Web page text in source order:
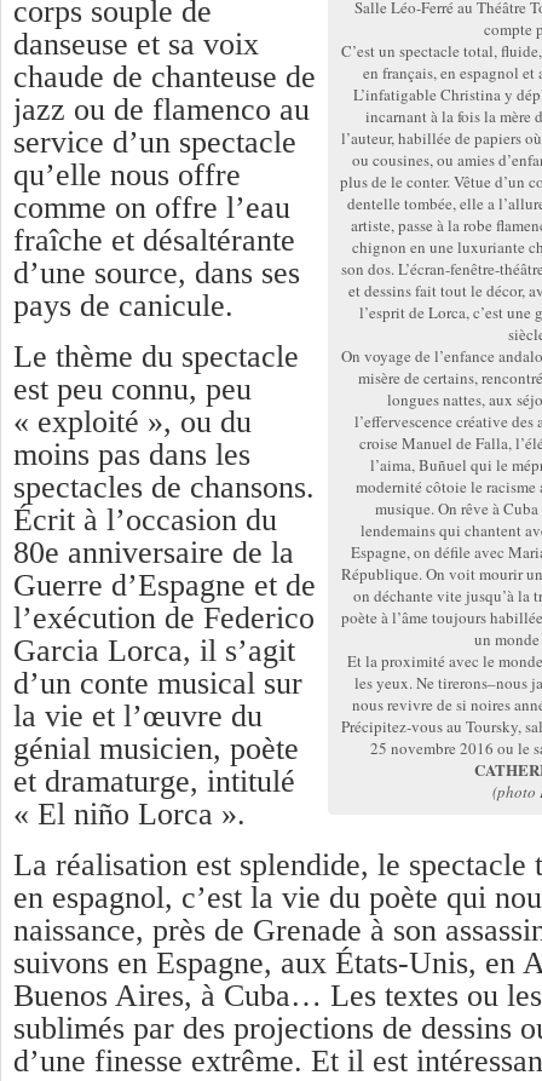
Salle Léo-Ferré au Théâtre
compte
C’est un spectacle total,
en français, en espagnol
L’infatigable Christina y
incarnant à la fois la mère
l’auteur, habillée de papiers
ou cousines, ou amies
plus de le conter. Vêtue d’un
dentelle tombée, elle a
artiste, passe à la robe
chignon en une luxuriante
son dos. L’écran-fenêtre-
et dessins fait tout le décor,
l’esprit de Lorca, c’est
On voyage de l’enfance
misère de certains,
longues nattes, aux
l’effervescence créative des
croise Manuel de Falla,
l’aima, Buñuel qui le
modernité côtoie le racisme
musique. On rêve à
lendemains qui chantent
Espagne, on défile avec
République. On voit mourir
on déchante vite jusqu’à la
poète à l’âme toujours
un
Et la proximité avec le
les yeux. Ne tirerons–nous
nous revivre de si noires
Précipitez-vous au Toursky,
25 novembre 2016 ou le
(photo
corps souple de
danseuse et sa voix
chaude de chanteuse de
jazz ou de flamenco au
service d’un spectacle
qu’elle nous offre
comme on offre l’eau
fraîche et désaltérante
d’une source, dans ses
pays de canicule.
Le thème du spectacle
est peu connu, peu
« exploité », ou du
moins pas dans les
spectacles de chansons.
Écrit à l’occasion du
80e anniversaire de la
Guerre d’Espagne et de
l’exécution de Federico
Garcia Lorca, il s’agit
d’un conte musical sur
la vie et l’œuvre du
génial musicien, poète
et dramaturge, intitulé
« El niño Lorca ».
La réalisation est splendide, le spectacle
en espagnol, c’est la vie du poète qui
naissance, près de Grenade à son
suivons en Espagne, aux États-Unis, en
Buenos Aires, à Cuba… Les textes ou
sublimés par des projections de dessins
d’une finesse extrême. Et il est